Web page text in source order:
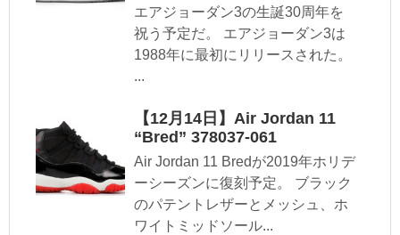
エアジョーダン3の生誕30周年を
祝う予定だ。 エアジョーダン3は
1988年に最初にリリースされた。
...
【12月14日】Air Jordan 11
“Bred” 378037-061
Air Jordan 11 Bredが2019年ホリデ
ーシーズンに復刻予定。 ブラック
のパテントレザーとメッシュ、ホ
ワイトミッドソール...